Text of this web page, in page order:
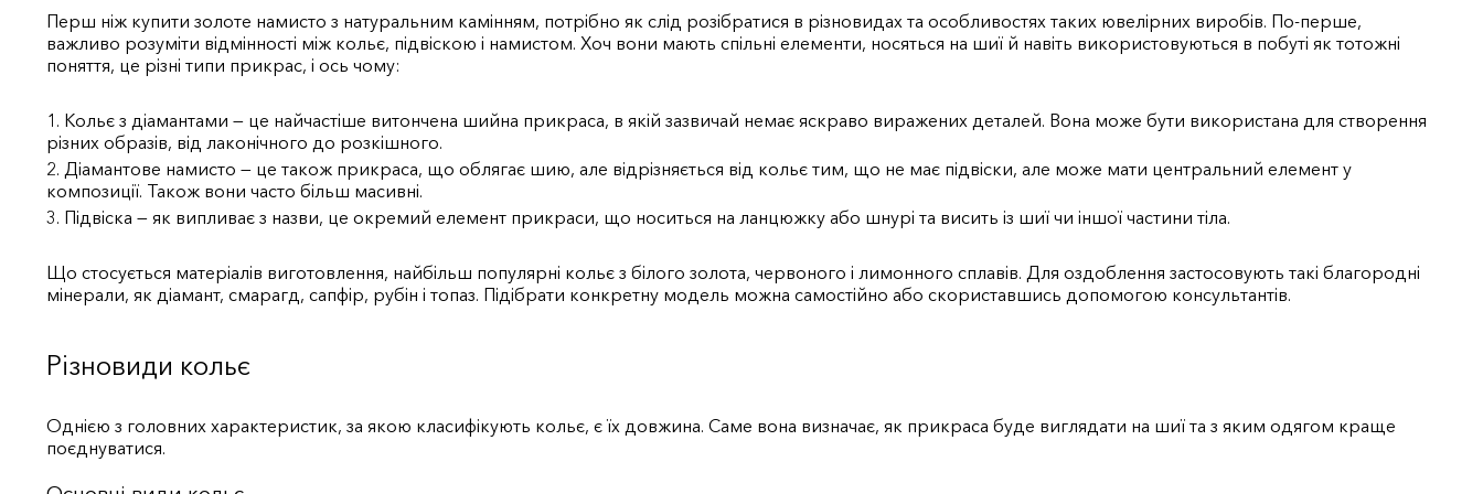
Перш ніж купити золоте намисто з натуральним камінням, потрібно як слід розібратися в різновидах та особливостях таких ювелірних виробів. По-перше,
важливо розуміти відмінності між кольє, підвіскою і намистом. Хоч вони мають спільні елементи, носяться на шиї й навіть використовуються в побуті як тотожні
поняття, це різні типи прикрас, і ось чому:
Кольє з діамантами — це найчастіше витончена шийна прикраса, в якій зазвичай немає яскраво виражених деталей. Вона може бути використана для створення
різних образів, від лаконічного до розкішного.
Діамантове намисто — це також прикраса, що облягає шию, але відрізняється від кольє тим, що не має підвіски, але може мати центральний елемент у
композиції. Також вони часто більш масивні.
Підвіска — як випливає з назви, це окремий елемент прикраси, що носиться на ланцюжку або шнурі та висить із шиї чи іншої частини тіла.
Що стосується матеріалів виготовлення, найбільш популярні кольє з білого золота, червоного і лимонного сплавів. Для оздоблення застосовують такі благородні
мінерали, як діамант, смарагд, сапфір, рубін і топаз. Підібрати конкретну модель можна самостійно або скориставшись допомогою консультантів.
Різновиди кольє
Однією з головних характеристик, за якою класифікують кольє, є їх довжина. Саме вона визначає, як прикраса буде виглядати на шиї та з яким одягом краще
поєднуватися.